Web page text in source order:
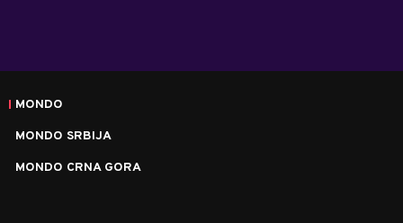
MONDO
MONDO SRBIJA
MONDO CRNA GORA